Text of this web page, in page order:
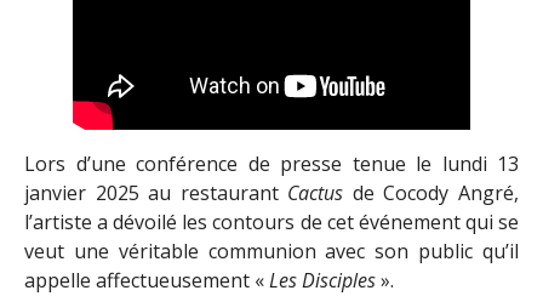
Lors d’une conférence de presse tenue le lundi 13
janvier 2025 au restaurant Cactus de Cocody Angré,
l’artiste a dévoilé les contours de cet événement qui se
veut une véritable communion avec son public qu’il
appelle affectueusement «Les Disciples».